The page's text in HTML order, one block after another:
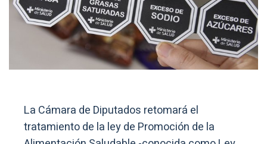
La Cámara de Diputados retomará el
tratamiento de la ley de Promoción de la